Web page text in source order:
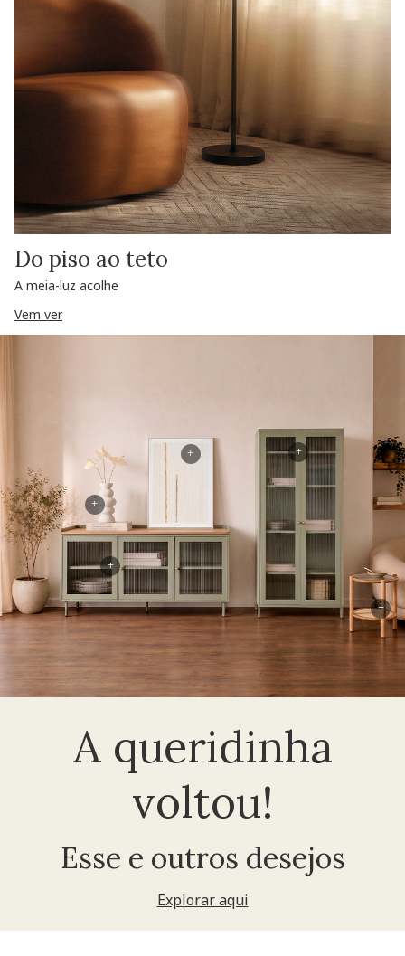
Do piso ao teto
A meia-luz acolhe
Vem ver
A queridinha
voltou!
Esse e outros desejos
Explorar aqui
+
+
+
+
+